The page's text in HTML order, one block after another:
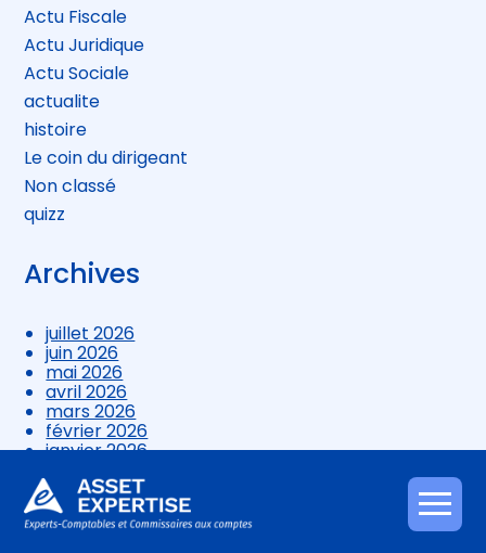
Aller
au
Actu Fiscale
Actu Juridique
Actu Sociale
actualite
histoire
Le coin du dirigeant
Non classé
quizz
Archives
juillet 2026
juin 2026
mai 2026
avril 2026
mars 2026
février 2026
janvier 2026
novembre 2025
octobre 2025
septembre 2025